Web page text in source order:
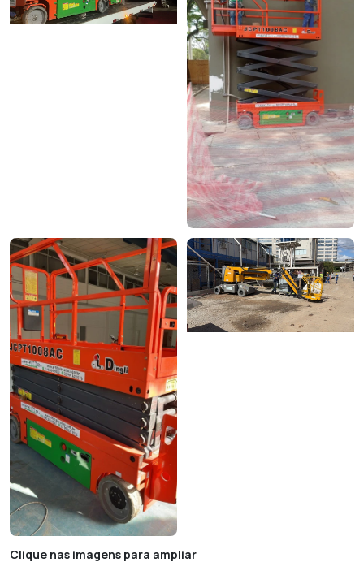
Clique nas imagens para ampliar